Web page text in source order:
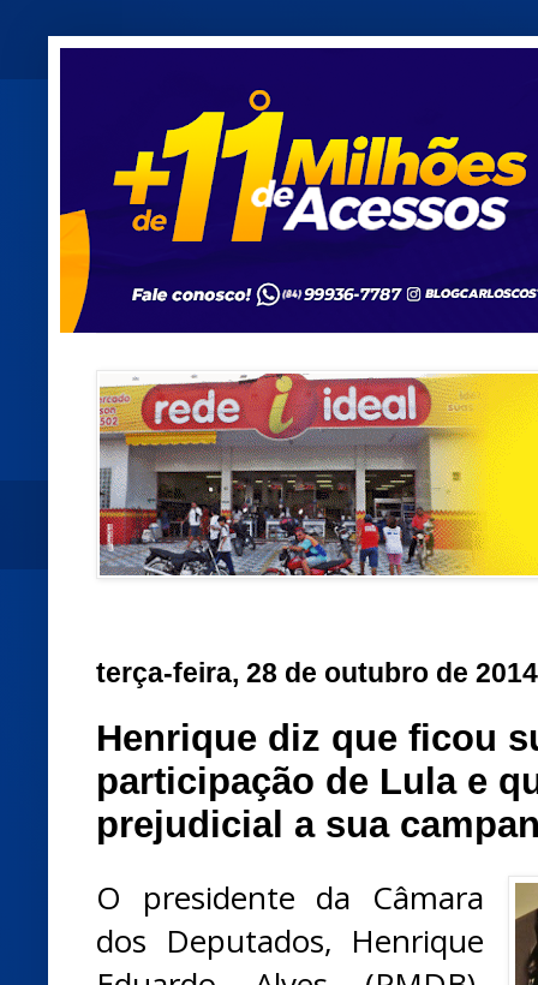
terça-feira, 28 de outubro de 2014
Henrique diz que ficou
participação de Lula e
prejudicial a sua
O presidente da Câmara
dos Deputados, Henrique